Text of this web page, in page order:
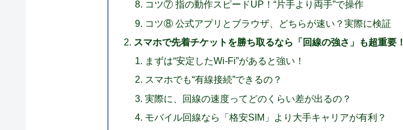
コツ⑦ 指の動作スピードUP！“片手より両手”で操作
コツ⑧ 公式アプリとブラウザ、どちらが速い？実際に検証
スマホで先着チケットを勝ち取るなら「回線の強さ」も超重要！
まずは“安定したWi-Fi”があると強い！
スマホでも“有線接続”できるの？
実際に、回線の速度ってどのくらい差が出るの？
モバイル回線なら「格安SIM」より大手キャリアが有利？